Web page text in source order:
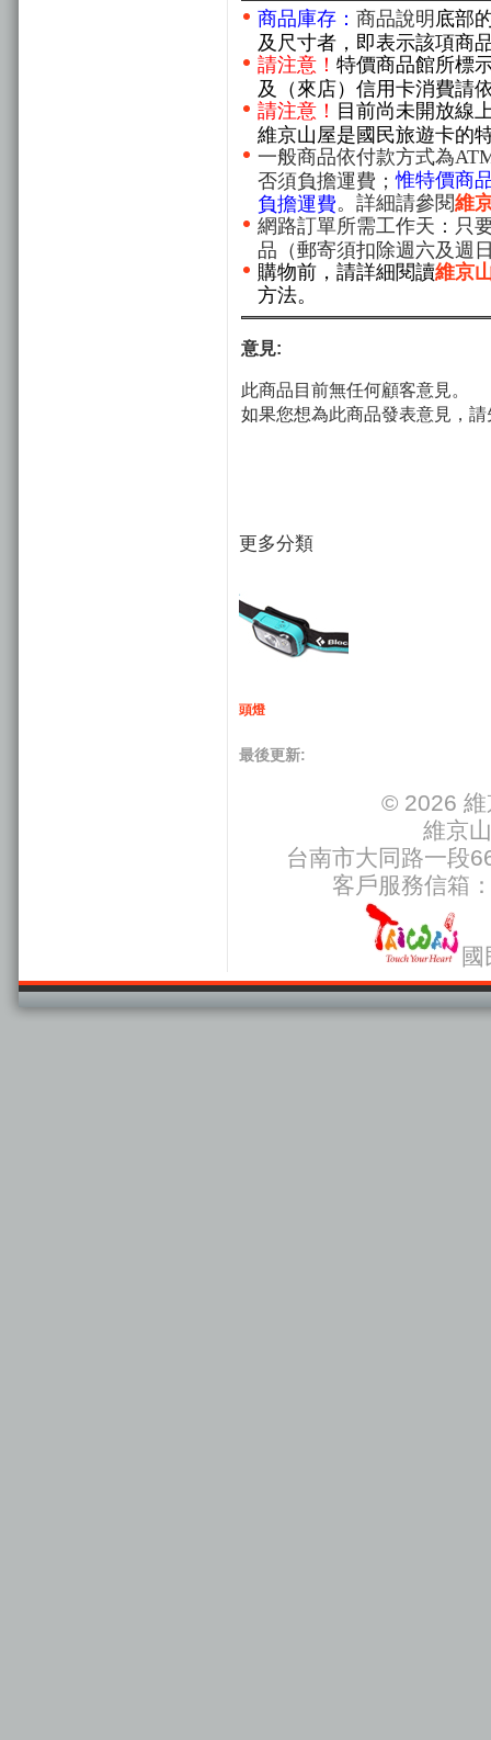
商品庫存： 商品說明 底部
及尺寸者，即表示該項商
請注意！ 特價商品館所標
及（來店）信用卡消費請
請注意！ 目前尚未開放線
維京山屋是國民旅遊卡的
一般商品依付款方式為
否須負擔運費；惟特價商
負擔運費。詳細請參閱維
網路訂單所需工作天：只
品（郵寄須扣除週六及週
購物前，請詳細閱讀維京
方法。
意見:
此商品目前無任何顧客意見。
如果您想為此商品發表意見，
更多分類
頭燈
最後更新:
© 2026 維
維京
台南市大同路一段
客戶服務信箱
國